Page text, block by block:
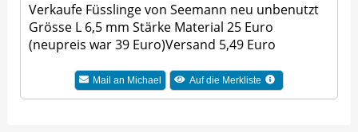
Verkaufe Füsslinge von Seemann neu unbenutzt
Grösse L 6,5 mm Stärke Material 25 Euro
(neupreis war 39 Euro)Versand 5,49 Euro
Mail an Michael Auf die Merkliste